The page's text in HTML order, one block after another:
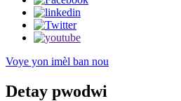
Voye yon imèl ban nou
Detay pwodwi